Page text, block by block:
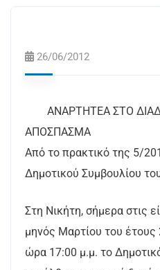
26/06/2012
ΑΝΑΡΤΗΤΕΑ ΣΤΟ
ΑΠΟΣΠΑΣΜΑ
Από το πρακτικό της 5/
Δημοτικού Συμβουλίου
Στη Νικήτη, σήμερα στις
μηνός Μαρτίου του έτους
ώρα 17:00 μ.μ. το